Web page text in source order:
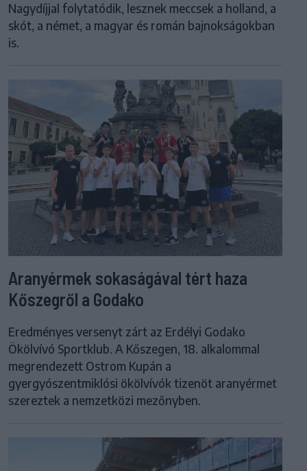
Nagydíjjal folytatódik, lesznek meccsek a holland, a
skót, a német, a magyar és román bajnokságokban
is.
Aranyérmek sokaságával tért haza
Kőszegről a Godako
Eredményes versenyt zárt az Erdélyi Godako
Ökölvívó Sportklub. A Kőszegen, 18. alkalommal
megrendezett Ostrom Kupán a
gyergyószentmiklósi ökölvívók tizenöt aranyérmet
szereztek a nemzetközi mezőnyben.